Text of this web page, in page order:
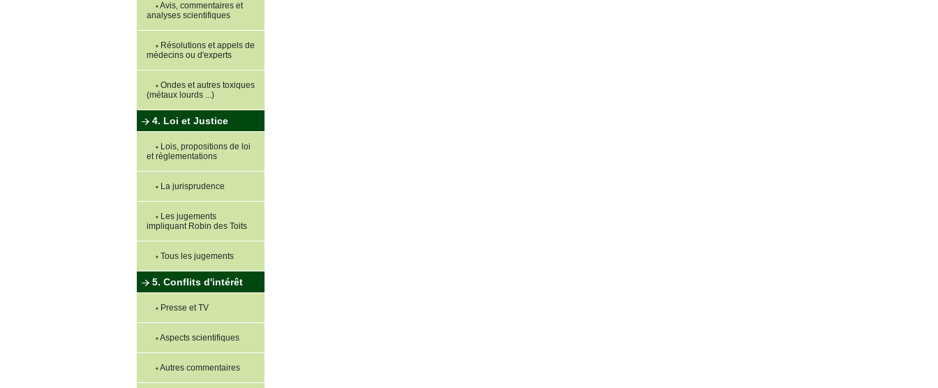
Avis, commentaires et
analyses scientifiques
Résolutions et appels de
médecins ou d'experts
Ondes et autres toxiques
(métaux lourds ...)
4. Loi et Justice
Lois, propositions de loi
et règlementations
La jurisprudence
Les jugements
impliquant Robin des Toits
Tous les jugements
5. Conflits d'intérêt
Presse et TV
Aspects scientifiques
Autres commentaires